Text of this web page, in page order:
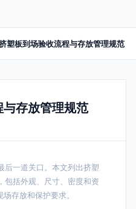
塑板到场验收流程与存放管理规范
存放管理规范
后一道关口。本文列出挤塑
包括外观、尺寸、密度和资
存放和保护要求。